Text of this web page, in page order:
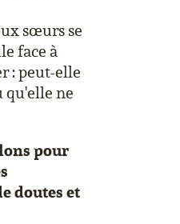
sœurs se
face à
: peut-elle
qu'elle ne
pour
doutes et